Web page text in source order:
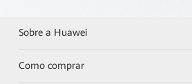
Sobre a Huawei
Como comprar